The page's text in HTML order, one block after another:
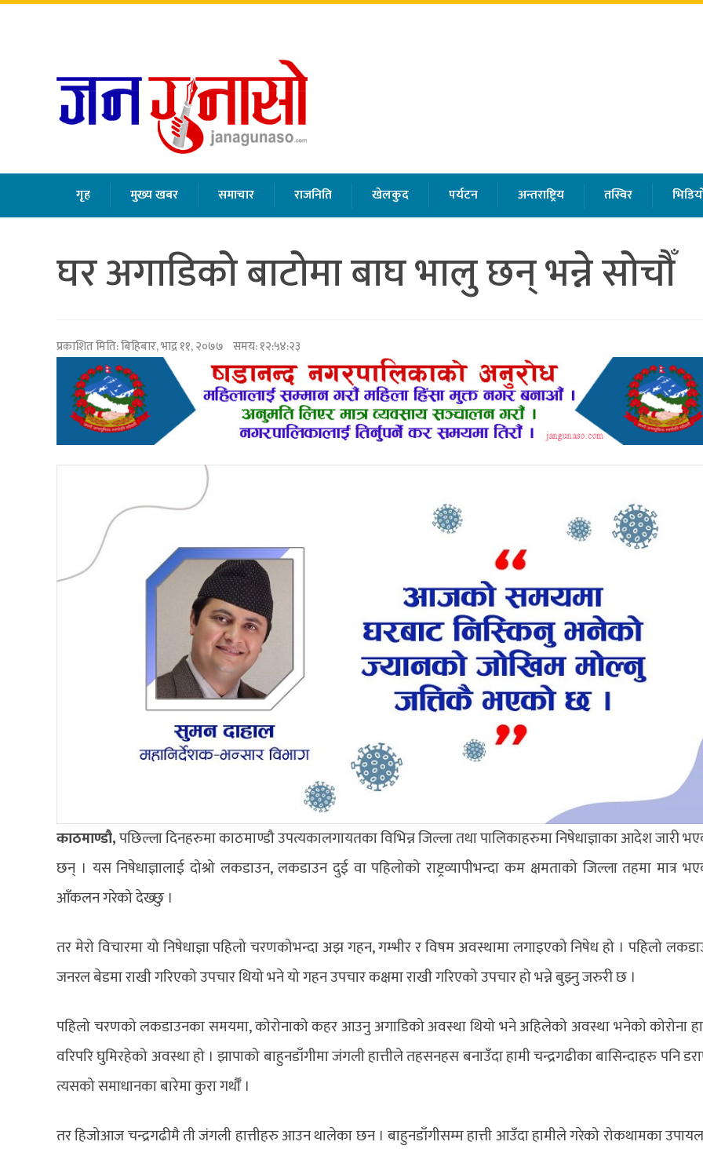
गृह मुख्य खबर समाचार राजनिति खेलकुद पर्यटन अन्तराष्ट्रिय तस्विर
घर अगाडिको बाटोमा बाघ भालु छन् भन्ने सोचौँ
प्रकाशित मिति:बिहिबार, भाद्र ११, २०७७ समय: १२:५४:२३
काठमाण्डौ,पछिल्ला दिनहरुमा काठमाण्डौ उपत्यकालगायतका विभिन्न जिल्ला तथा पालिकाहरुमा निषेधाज्ञाका आदेश जारी
छन् । यस निषेधाज्ञालाई दोश्रो लकडाउन, लकडाउन दुई वा पहिलोको राष्ट्रव्यापीभन्दा कम क्षमताको जिल्ला तहमा मात्र
आँकलन गरेको देख्छु ।
तर मेरो विचारमा यो निषेधाज्ञा पहिलो चरणकोभन्दा अझ गहन, गम्भीर र विषम अवस्थामा लगाइएको निषेध हो । पहिलो
जनरल बेडमा राखी गरिएको उपचार थियो भने यो गहन उपचार कक्षमा राखी गरिएको उपचार हो भन्ने बुझ्नु जरुरी छ ।
पहिलो चरणको लकडाउनका समयमा, कोरोनाको कहर आउनु अगाडिको अवस्था थियो भने अहिलेको अवस्था भनेको कोरोना
वरिपरि घुमिरहेको अवस्था हो । झापाको बाहुनडाँगीमा जंगली हात्तीले तहसनहस बनाउँदा हामी चन्द्रगढीका बासिन्दाहरु पनि
त्यसको समाधानका बारेमा कुरा गर्थौँ ।
तर हिजोआज चन्द्रगढीमै ती जंगली हात्तीहरु आउन थालेका छन । बाहुनडाँगीसम्म हात्ती आउँदा हामीले गरेको रोकथामका